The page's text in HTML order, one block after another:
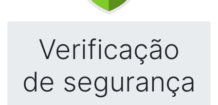
Verificação
de segurança